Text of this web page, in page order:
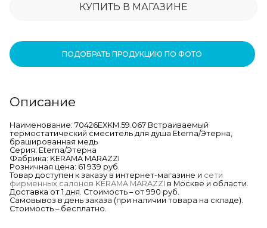
КУПИТЬ В МАГАЗИНЕ
ПОДОБРАТЬ ПРОДУКЦИЮ ПО ФОТО
Описание
Наименование: 70426EXKM.59.067 Встраиваемый
термостатический смеситель для душа Eterna/Этерна,
брашированная медь
Серия: Eterna/Этерна
Фабрика: KERAMA MARAZZI
Розничная цена: 61 939 руб.
Товар доступен к заказу в интернет-магазине и сети
фирменных салонов KERAMA MARAZZI в Москве и области.
Доставка от 1 дня. Стоимость – от 990 руб.
Самовывоз в день заказа (при наличии товара на складе).
Стоимость – бесплатно.